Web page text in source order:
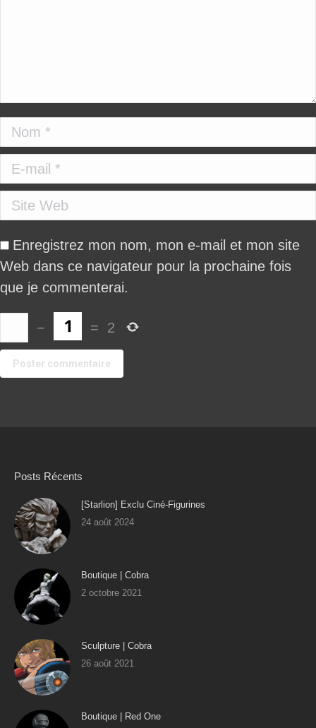
Nom *
E-mail *
Site Web
Enregistrez mon nom, mon e-mail et mon site
Web dans ce navigateur pour la prochaine fois
que je commenterai.
− = 2
Poster commentaire
Posts Récents
[Starlion] Exclu Ciné-Figurines
24 août 2024
Boutique | Cobra
2 octobre 2021
Sculpture | Cobra
26 août 2021
Boutique | Red One